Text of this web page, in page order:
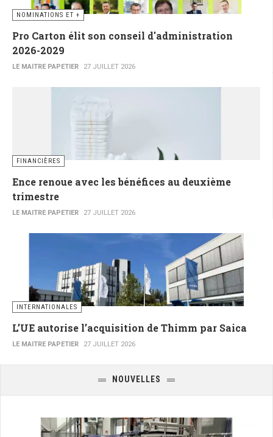
NOMINATIONS ET +
Pro Carton élit son conseil d'administration
2026-2029
LE MAITRE PAPETIER 27 JUILLET 2026
FINANCIÈRES
Ence renoue avec les bénéfices au deuxième
trimestre
LE MAITRE PAPETIER 27 JUILLET 2026
INTERNATIONALES
L’UE autorise l’acquisition de Thimm par Saica
LE MAITRE PAPETIER 27 JUILLET 2026
NOUVELLES